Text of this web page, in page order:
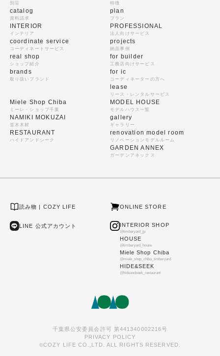
別荘
catalog
資料請求
特徴
plan
プラン
INTERIOR
インテリア
coordinate service
コーディネートサービス
real shop
ショップ紹介
brands
取り扱いブランド
PROFESSIONAL
法人向けサービス
projects
納品事例
for builder
工務店向けサービス
for ic
コーディネーターの方へ
lease
リース・レンタルサービス
Miele Shop Chiba
ミーレ・ショップ千葉
NAMIKI MOKUZAI
並木木材
RESTAURANT
ハイドアンドシーク
MODEL HOUSE
モデルハウス一覧
gallery
ギャラリー
renovation model room
リノベーションモデルルーム
GARDEN ANNEX
ガーデンアネックス
読み物 | COZY LIFE ONLINE STORE
LINE 公式アカウント INTERIOR SHOP
@timberyard_jp
HOUSE
@timberyard_house
Miele Shop Chiba
@miele_shop_chiba_timberyard
HIDE&SEEK
@hideandseek_restaurant
千葉県公安委員会許可 第441340002216号
©COZY LIFE CO.,LTD. ALL RIGHTS RESERVED.
PRIVACY POLICY